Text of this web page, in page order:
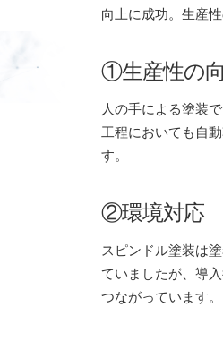
向上に成功。生産
①生産性の
人の手による塗装
工程においても自
す。
②環境対応
スピンドル塗装は
ていましたが、導
つながっています。